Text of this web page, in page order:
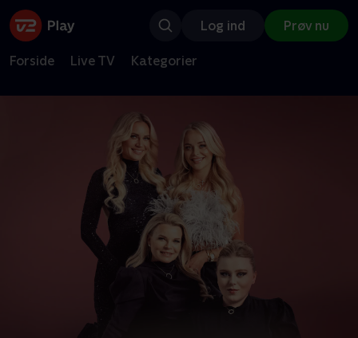
Log ind Prøv nu
Forside Live TV Kategorier